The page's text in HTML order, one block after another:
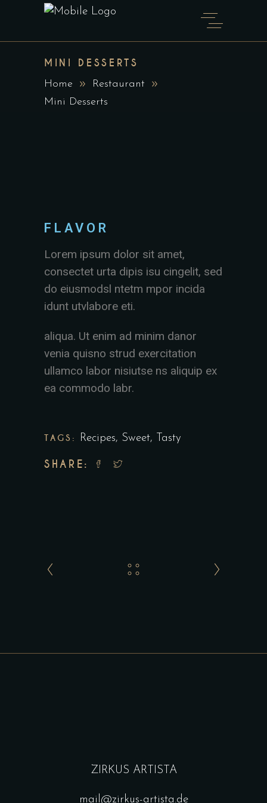
MINI DESSERTS
Home
Restaurant
Mini Desserts
FLAVOR
Lorem ipsum dolor sit amet,
consectet urta dipis isu cingelit, sed
do eiusmodsl ntetm mpor incida
idunt utvlabore eti.
aliqua. Ut enim ad minim danor
venia quisno strud exercitation
ullamco labor nisiutse ns aliquip ex
ea commodo labr.
TAGS: Recipes, Sweet, Tasty
SHARE:
ZIRKUS ARTISTA
mail@zirkus-artista.de